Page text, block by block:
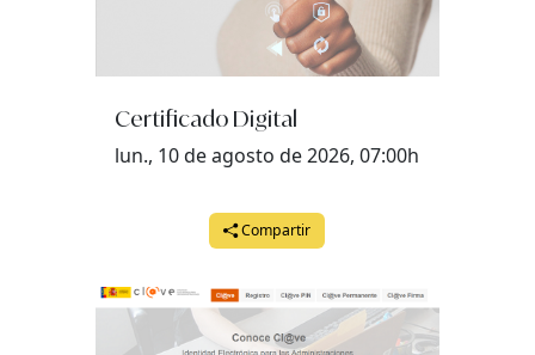
Certificado Digital
lun., 10 de agosto de 2026, 07:00h
Compartir